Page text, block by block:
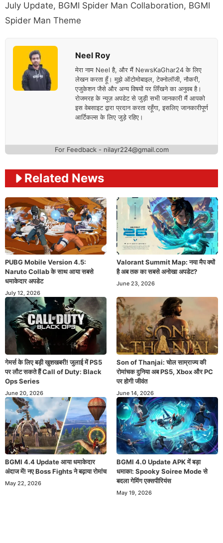
July Update, BGMI Spider Man Collaboration, BGMI
Spider Man Theme
Neel Roy
मेरा नाम Neel है, और मैं NewsKaGhar24 के लिए
लेखन करता हूँ। मुझे ऑटोमोबाइल, टेक्नोलॉजी, नौकरी,
एजुकेशन जैसे और अन्य विषयों पर लिँखने का अनुवब है।
रोजमरह के न्यूज़ अपडेट से जुड़ी सभी जानकारी मैं आपको
इस वेबसाइट द्वारा प्रदान करता रहूँगा, इसलिए जानकारीपूर्ण
आर्टिकल्स के लिए जुड़े रहिए।
For Feedback - nilayr224@gmail.com
Related News
PUBG Mobile Version 4.5:
Naruto Collab के साथ आया सबसे
धमाकेदार अपडेट
July 12, 2026
Valorant Summit Map: नया मैप क्यों
है अब तक का सबसे अनोखा अपडेट?
June 23, 2026
गेमर्स के लिए बड़ी खुशखबरी! जुलाई में PS5
पर लौट सकते हैं Call of Duty: Black
Ops Series
June 20, 2026
Son of Thanjai: चोल साम्राज्य की
रोमांचक दुनिया अब PS5, Xbox और PC
पर होगी जीवंत
June 14, 2026
BGMI 4.4 Update आया धमाकेदार
अंदाज में! नए Boss Fights ने बढ़ाया रोमांच
May 22, 2026
BGMI 4.0 Update APK में बड़ा
धमाका: Spooky Soiree Mode से
बदला गेमिंग एक्सपीरियंस
May 19, 2026